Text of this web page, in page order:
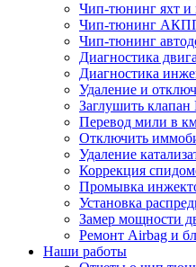
Чип-тюнинг яхт и
Чип-тюнинг
Чип-тюнинг
Диагностика
Диагностика
Удаление и
Заглушить
Перевод мили в
Отключить
Удаление
Коррекция
Промывка
Установка
Замер мощности
Ремонт Airbag и
Наши работы